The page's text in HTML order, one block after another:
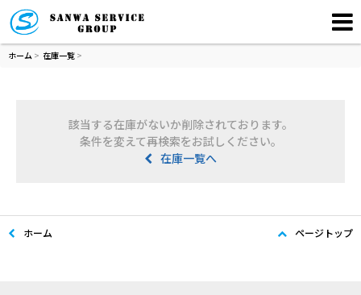
ホーム > 在庫一覧 >
該当する在庫がないか削除されております。
条件を変えて再検索をお試しください。
在庫一覧へ
ホーム ページトップ